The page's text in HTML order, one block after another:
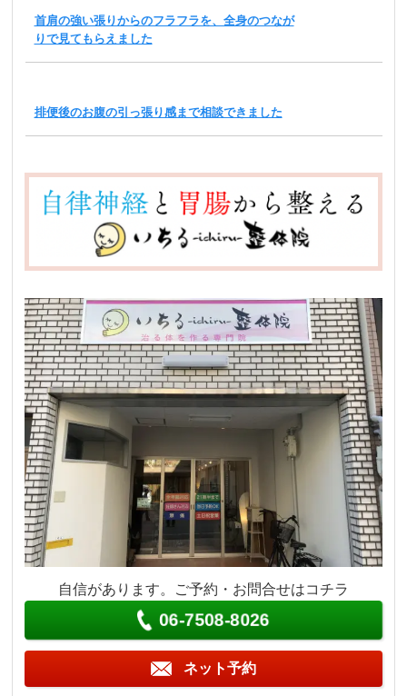
首肩の強い張りからのフラフラを、全身のつなが
りで見てもらえました
排便後のお腹の引っ張り感まで相談できました
自信があります。ご予約・お問合せはコチラ
06-7508-8026
ネット予約